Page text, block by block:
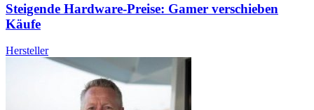
Steigende Hardware-Preise: Gamer verschieben
Käufe
Hersteller